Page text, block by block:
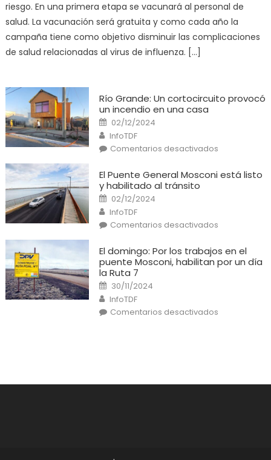
en
marcha
la
campaña
de
vacunación
antigripal
riesgo. En una primera etapa se vacunará al personal de
salud. La vacunación será gratuita y como cada año la
campaña tiene como objetivo disminuir las complicaciones
de salud relacionadas al virus de influenza. […]
Río Grande: Un cortocircuito provocó
un incendio en una casa
Posted
on
02/12/2024
Author
InfoTDF
Comentarios desactivadosen
Río
cortocircuito
casa
El Puente General Mosconi está listo
y habilitado al tránsito
Posted
on
02/12/2024
Author
InfoTDF
Comentarios desactivadosen
El
General
Mosconi
está
listo
El domingo: Por los trabajos en el
puente Mosconi, habilitan por un día
la Ruta 7
Posted
on
30/11/2024
Author
InfoTDF
Comentarios desactivadosen
El